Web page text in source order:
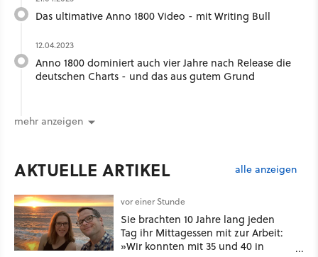
Das ultimative Anno 1800 Video - mit Writing Bull
12.04.2023
Anno 1800 dominiert auch vier Jahre nach Release die
deutschen Charts - und das aus gutem Grund
mehr anzeigen
AKTUELLE ARTIKEL alle anzeigen
vor einer Stunde
Sie brachten 10 Jahre lang jeden
Tag ihr Mittagessen mit zur Arbeit:
»Wir konnten mit 35 und 40 in